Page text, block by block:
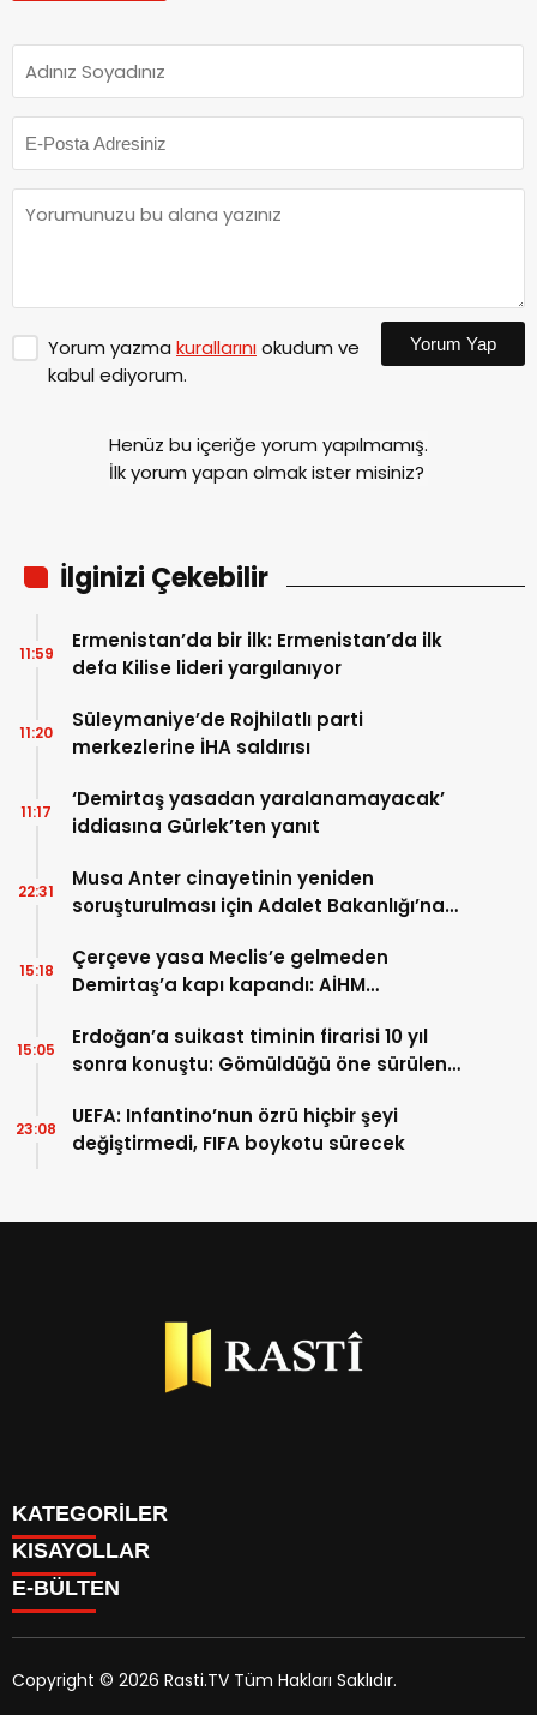
Yorum yazma kurallarınıokudum ve
kabul ediyorum.
Yorum Yap
Henüz bu içeriğe yorum yapılmamış.
İlk yorum yapan olmak ister misiniz?
İlginizi Çekebilir
Ermenistan’da bir ilk: Ermenistan’da ilk
defa Kilise lideri yargılanıyor
11:59
Süleymaniye’de Rojhilatlı parti
merkezlerine İHA saldırısı
11:20
‘Demirtaş yasadan yaralanamayacak’
iddiasına Gürlek’ten yanıt
11:17
Musa Anter cinayetinin yeniden
soruşturulması için Adalet Bakanlığı’na
22:31
Çerçeve yasa Meclis’e gelmeden
Demirtaş’a kapı kapandı: AİHM
tartışması
15:18
Erdoğan’a suikast timinin firarisi 10 yıl
sonra konuştu: Gömüldüğü öne sürülen
15:05
UEFA: Infantino’nun özrü hiçbir şeyi
değiştirmedi, FIFA boykotu sürecek
23:08
KATEGORİLER
BİYOGRAFİLER
DÜNYA
KÜLTÜR SANAT
KISAYOLLAR
YAZARLAR
PARİTELER
KÜNYE
E-BÜLTEN
Copyright © 2026 Rasti.TV Tüm Hakları Saklıdır.